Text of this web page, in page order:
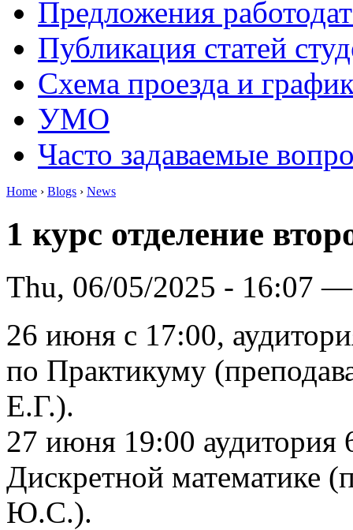
Предложения
Публикация статей
Схема проезда и
УМО
Часто задаваемые
Home › Blogs › News
1 курс отделение
Thu, 06/05/2025 - 16:07
26 июня с 17:00,
по Практикуму
Е.Г.).
27 июня 19:00 аудитория
Дискретной математике
Ю.С.).